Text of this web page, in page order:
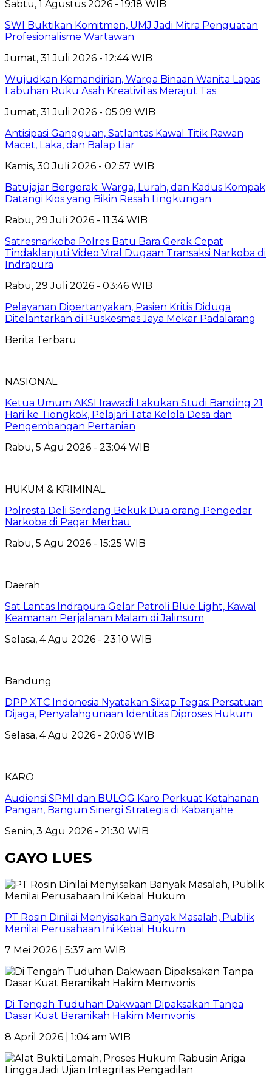
Sabtu, 1 Agustus 2026 - 19:18 WIB
SWI Buktikan Komitmen, UMJ Jadi Mitra Penguatan
Profesionalisme Wartawan
Jumat, 31 Juli 2026 - 12:44 WIB
Wujudkan Kemandirian, Warga Binaan Wanita Lapas
Labuhan Ruku Asah Kreativitas Merajut Tas
Jumat, 31 Juli 2026 - 05:09 WIB
Antisipasi Gangguan, Satlantas Kawal Titik Rawan
Macet, Laka, dan Balap Liar
Kamis, 30 Juli 2026 - 02:57 WIB
Batujajar Bergerak: Warga, Lurah, dan Kadus Kompak
Datangi Kios yang Bikin Resah Lingkungan
Rabu, 29 Juli 2026 - 11:34 WIB
Satresnarkoba Polres Batu Bara Gerak Cepat
Tindaklanjuti Video Viral Dugaan Transaksi Narkoba di
Indrapura
Rabu, 29 Juli 2026 - 03:46 WIB
Pelayanan Dipertanyakan, Pasien Kritis Diduga
Ditelantarkan di Puskesmas Jaya Mekar Padalarang
Berita Terbaru
NASIONAL
Ketua Umum AKSI Irawadi Lakukan Studi Banding 21
Hari ke Tiongkok, Pelajari Tata Kelola Desa dan
Pengembangan Pertanian
Rabu, 5 Agu 2026 - 23:04 WIB
HUKUM & KRIMINAL
Polresta Deli Serdang Bekuk Dua orang Pengedar
Narkoba di Pagar Merbau
Rabu, 5 Agu 2026 - 15:25 WIB
Daerah
Sat Lantas Indrapura Gelar Patroli Blue Light, Kawal
Keamanan Perjalanan Malam di Jalinsum
Selasa, 4 Agu 2026 - 23:10 WIB
Bandung
DPP XTC Indonesia Nyatakan Sikap Tegas: Persatuan
Dijaga, Penyalahgunaan Identitas Diproses Hukum
Selasa, 4 Agu 2026 - 20:06 WIB
KARO
Audiensi SPMI dan BULOG Karo Perkuat Ketahanan
Pangan, Bangun Sinergi Strategis di Kabanjahe
Senin, 3 Agu 2026 - 21:30 WIB
GAYO LUES
PT Rosin Dinilai Menyisakan Banyak Masalah, Publik
Menilai Perusahaan Ini Kebal Hukum
7 Mei 2026 | 5:37 am WIB
Di Tengah Tuduhan Dakwaan Dipaksakan Tanpa
Dasar Kuat Beranikah Hakim Memvonis
8 April 2026 | 1:04 am WIB